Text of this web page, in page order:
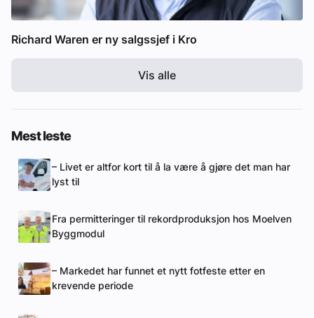
Richard Waren er ny salgssjef i Kro
Vis alle
Mest leste
– Livet er altfor kort til å la være å gjøre det man har
lyst til
Fra permitteringer til rekordproduksjon hos Moelven
Byggmodul
– Markedet har funnet et nytt fotfeste etter en
krevende periode